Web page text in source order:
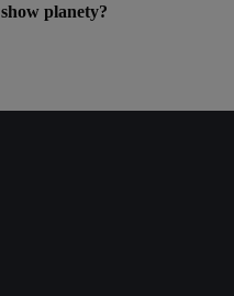
planety?